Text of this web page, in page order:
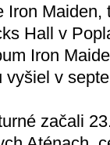
Maiden,
Hall v
Iron
v
začali